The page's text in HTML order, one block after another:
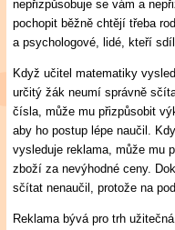
nepřizpůsobuje se vám a
pochopit běžně chtějí třeba
a psychologové, lidé, kteří
Když učitel matematiky
určitý žák neumí správně
čísla, může mu přizpůsobit
aby ho postup lépe naučil.
vysleduje reklama, může mu
zboží za nevýhodné ceny.
sčítat nenaučil, protože na
Reklama bývá pro trh